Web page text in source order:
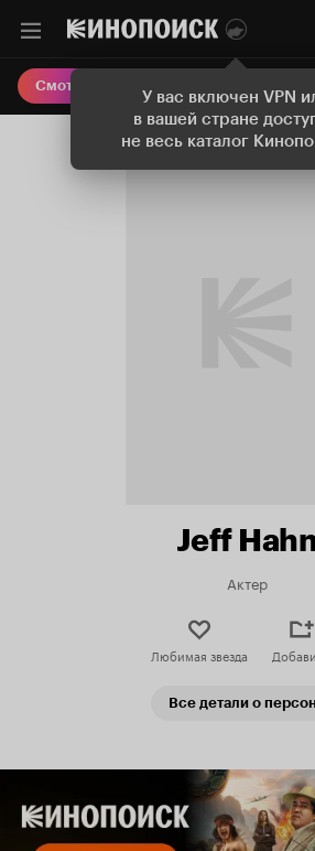
У вас включен VPN
в вашей стране
не весь каталог
Смотреть кино Онлайн-
Jeff
Актер
Любимая звезда
Все детали о